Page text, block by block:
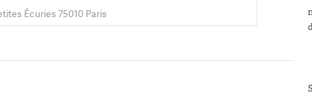
Écuries 75010 Paris